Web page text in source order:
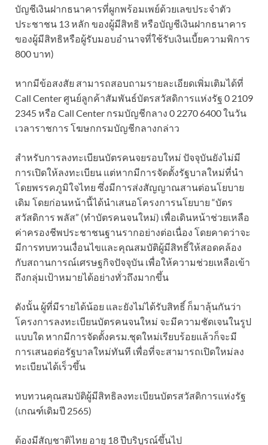
บัญชีเงินฝากธนาคารที่ผูกพร้อมเพย์ด้วยเลขประจำตัว
ประชาชน 13 หลัก ของผู้มีสิทธิ หรือบัญชีเงินฝากธนาคาร
ของผู้มีสิทธิหรือผู้รับมอบอำนาจที่ใช้รับเงินเบี้ยความพิการ
800 บาท)
หากมีข้อสงสัย สามารถสอบถามรายละเอียดเพิ่มเติมได้ที่
Call Center ศูนย์ลูกค้าสัมพันธ์บัตรสวัสดิการแห่งรัฐ 0 2109
2345 หรือ Call Center กรมบัญชีกลาง 0 2270 6400 ในวัน
เวลาราชการ โฆษกกรมบัญชีกลางกล่าว
สำหรับการลงทะเบียนบัตรคนจยรอบใหม่ ปัจจุบันยังไม่มี
การเปิดให้ลงทะเบียน แต่หากมีการจัดตั้งรัฐบาลใหม่ที่นำ
โดยพรรคภูมิใจไทย ซึ่งมีการส่งสัญญาณสานต่อนโยบาย
เดิม โดยก่อนหน้านี้ได้นำเสนอโครงการนโยบาย “บัตร
สวัสดิการ พลัส” (ทำบัตรคนจนใหม่) เพื่อเดินหน้าช่วยเหลือ
ค่าครองชีพประชาชนฐานรากอย่างต่อเนื่อง โดยคาดว่าจะ
มีการทบทวนเงื่อนไขและคุณสมบัติผู้มีสิทธิ์ให้สอดคล้อง
กับสถานการณ์เศรษฐกิจปัจจุบัน เพื่อให้ความช่วยเหลือเข้า
ถึงกลุ่มเป้าหมายได้อย่างทั่วถึงมากขึ้น
ดังนั้น ผู้ที่มีรายได้น้อย และยังไม่ได้รับสิทธิ์ ก็มาลุ้นกันว่า
โครงการลงทะเบียนบัตรคนจนใหม่ จะมีความชัดเจนในรูป
แบบใด หากมีการจัดตั้งครม.ชุดใหม่เรียบร้อยแล้วก็จะมี
การเสนอต่อรัฐบาลใหม่ทันที เพื่อที่จะสามารถเปิดใหม่ลง
ทะเบียนได้เร็วขึ้น
ทบทวนคุณสมบัติผู้มีสิทธิลงทะเบียนบัตรสวัสดิการแห่งรัฐ
(เกณฑ์เดิมปี 2565)
ต้องมีสัญชาติไทย อายุ 18 ปีบริบูรณ์ขึ้นไป